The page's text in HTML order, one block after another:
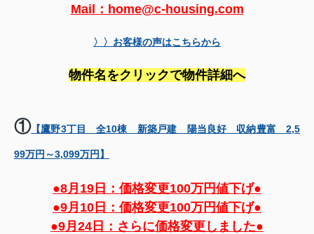
Mail：home@c-housing.com
〉〉お客様の声はこちらから
物件名をクリックで物件詳細へ
①【鷹野3丁目 全10棟 新築戸建 陽当良好 収納豊富 2,5
99万円～3,099万円】
●8月19日：価格変更100万円値下げ●
●9月10日：価格変更100万円値下げ●
●9月24日：さらに価格変更しました●